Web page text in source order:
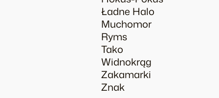
Ładne Halo
Muchomor
Ryms
Tako
Widnokrąg
Zakamarki
Znak